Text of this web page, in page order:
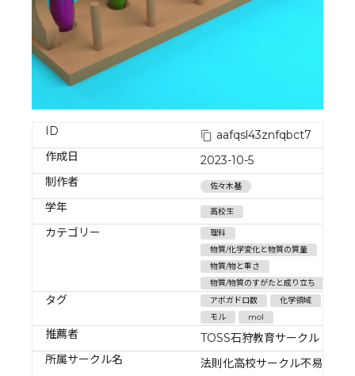
ID
aafqsl43znfqbct7
作成日
2023-10-5
制作者
佐々木基
学年 高校生
カテゴリー
理科
物質/化学変化と物質の質量
物質/物と重さ
物質/物質のすがたと成り立ち
タグ アボガドロ数
化学領域
モル
mol
推薦者
TOSS石狩教育サークル
所属サークル名
法則化高校サークル不易